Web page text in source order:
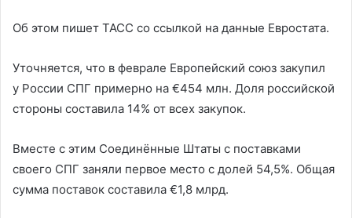
Об этом пишет ТАСС со ссылкой на данные Евростата.
Уточняется, что в феврале Европейский союз закупил
у России СПГ примерно на €454 млн. Доля российской
стороны составила 14% от всех закупок.
Вместе с этим Соединённые Штаты с поставками
своего СПГ заняли первое место с долей 54,5%. Общая
сумма поставок составила €1,8 млрд.